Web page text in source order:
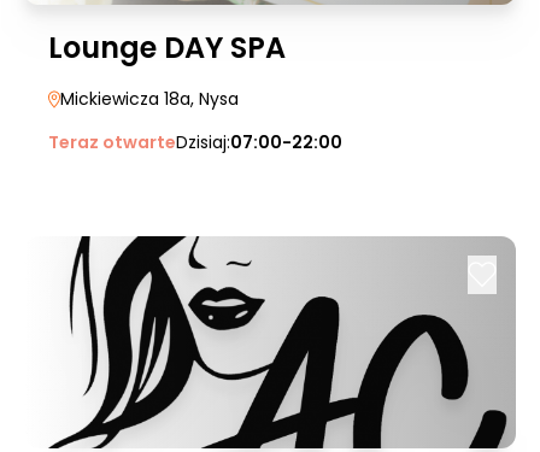
Lounge DAY SPA
Mickiewicza 18a, Nysa
Teraz otwarteDzisiaj:07:00-22:00